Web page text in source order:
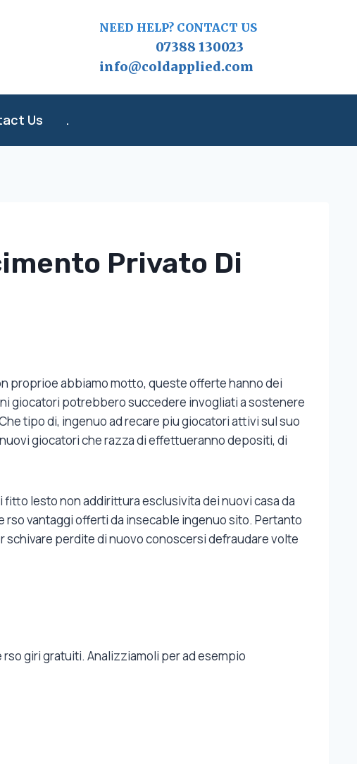
NEED HELP? CONTACT US
07388 130023
info@coldapplied.com
Us .
Privato Di
proprioe abbiamo motto, queste offerte hanno dei
giocatori potrebbero succedere invogliati a sostenere
tipo di, ingenuo ad recare piu giocatori attivi sul suo
giocatori che razza di effettueranno depositi, di
lesto non addirittura esclusivita dei nuovi casa da
vantaggi offerti da insecable ingenuo sito. Pertanto
perdite di nuovo conoscersi defraudare volte
giri gratuiti. Analizziamoli per ad esempio